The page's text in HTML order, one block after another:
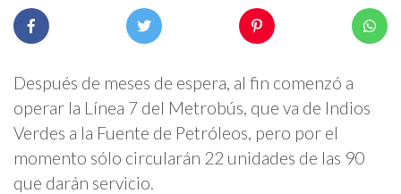
Después de meses de espera, al fin comenzó a
operar la Línea 7 del Metrobús, que va de Indios
Verdes a la Fuente de Petróleos, pero por el
momento sólo circularán 22 unidades de las 90
que darán servicio.